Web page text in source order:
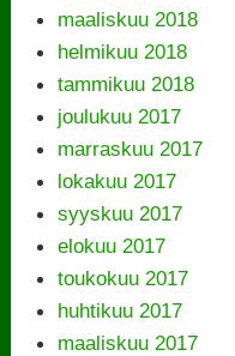
maaliskuu 2018
helmikuu 2018
tammikuu 2018
joulukuu 2017
marraskuu 2017
lokakuu 2017
syyskuu 2017
elokuu 2017
toukokuu 2017
huhtikuu 2017
maaliskuu 2017